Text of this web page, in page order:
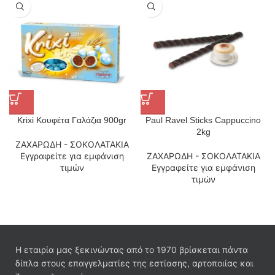
Krixi Κουφέτα Γαλάζια 900gr
ΖΑΧΑΡΩΔΗ - ΣΟΚΟΛΑΤΑΚΙΑ
Εγγραφείτε για εμφάνιση
τιμών
Paul Ravel Sticks Cappuccino
2kg
ΖΑΧΑΡΩΔΗ - ΣΟΚΟΛΑΤΑΚΙΑ
Εγγραφείτε για εμφάνιση
τιμών
Η εταιρία μας ξεκινώντας από το 1970 βρίσκεται πάντα
δίπλα στους επαγγελματίες της εστίασης, αρτοποιίας και